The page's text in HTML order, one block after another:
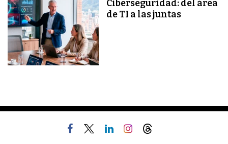
Ciberseguridad: del área
de TI a las juntas